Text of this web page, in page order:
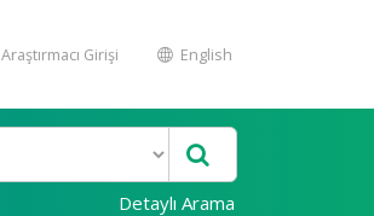
Araştırmacı Girişi English
Detaylı Arama